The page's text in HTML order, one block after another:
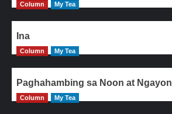
Column My Tea
Ina
Column My Tea
Paghahambing sa Noon at Ngayon
Column My Tea